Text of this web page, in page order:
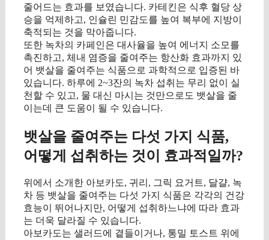
줄어드는 효과를 보였습니다. 카테킨은 식후 혈당 상
승을 억제하고, 인슐린 민감도를 높여 복부에 지방이
축적되는 것을 막아줍니다.
또한 녹차의 카페인은 대사율을 높여 에너지 소모를
촉진하고, 체내 염증을 줄여주는 항산화 효과까지 있
어 뱃살을 줄여주는 식품으로 과학적으로 입증된 바
있습니다. 하루에 2~3잔의 녹차 섭취는 무리 없이 실
천할 수 있고, 물 대신 마시는 것만으로도 뱃살을 줄
이는데 큰 도움이 될 수 있습니다.
뱃살을 줄여주는 다섯 가지 식품,
어떻게 섭취하는 것이 효과적일까?
위에서 소개한 아보카도, 귀리, 그릭 요거트, 달걀, 녹
차 등 뱃살을 줄여주는 다섯 가지 식품은 각각의 건강
효능이 뛰어나지만, 어떻게 섭취하느냐에 따라 효과
는 더욱 달라질 수 있습니다.
아보카도는 샐러드에 곁들이거나, 통밀 토스트 위에